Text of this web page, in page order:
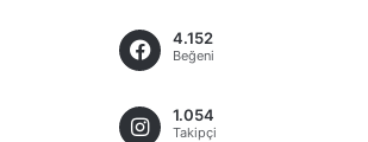
4.152
Beğeni
1.054
Takipçi